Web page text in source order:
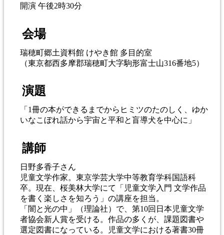
開演 午後2時30分
会場
瑞穂町郷土資料館 けやき館 多目的室
（東京都西多摩郡瑞穂町大字駒形富士山316番地5）
演題
「1冊の本ができるまでからヒミツのたのしく、ゆか
いなこぼれ話から宇宙と平和と盲導犬を中心に」
講師
日野多香子さん
児童文学作家。東京学芸大学中等教育学科国語科
卒。現在、桜美林大学にて「児童文学入門 文学作品
を書く楽しさを知ろう」の講座を担当。
「闇と光の中」（理論社）で、第10回日本児童文学
者協会新人賞を受ける。作品の多くが、課題図書や
選定図書になっている。児童文学における著書30冊